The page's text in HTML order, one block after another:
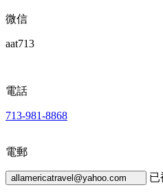
微信
aat713
電話
713-981-8868
電郵
allamericatravel@yahoo.com 已